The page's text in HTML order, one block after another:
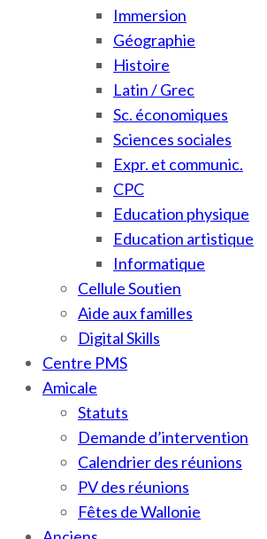
Immersion
Géographie
Histoire
Latin / Grec
Sc. économiques
Sciences sociales
Expr. et communic.
CPC
Education physique
Education artistique
Informatique
Cellule Soutien
Aide aux familles
Digital Skills
Centre PMS
Amicale
Statuts
Demande d’intervention
Calendrier des réunions
PV des réunions
Fêtes de Wallonie